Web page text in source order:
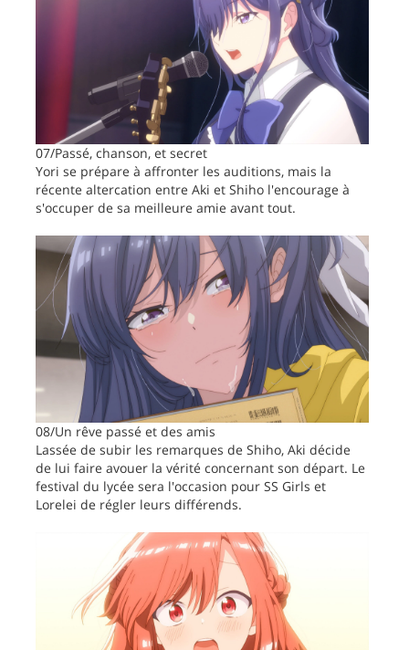
07/Passé, chanson, et secret
Yori se prépare à affronter les auditions, mais la
récente altercation entre Aki et Shiho l'encourage à
s'occuper de sa meilleure amie avant tout.
08/Un rêve passé et des amis
Lassée de subir les remarques de Shiho, Aki décide
de lui faire avouer la vérité concernant son départ. Le
festival du lycée sera l'occasion pour SS Girls et
Lorelei de régler leurs différends.